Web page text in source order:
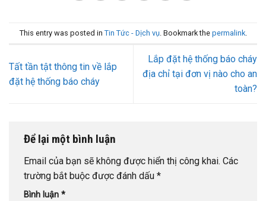
This entry was posted in Tin Tức - Dịch vụ. Bookmark the permalink.
Tất tần tật thông tin về lắp
đặt hệ thống báo cháy
Lắp đặt hệ thống báo cháy
địa chỉ tại đơn vị nào cho an
toàn?
Để lại một bình luận
Email của bạn sẽ không được hiển thị công khai. Các
trường bắt buộc được đánh dấu *
Bình luận *